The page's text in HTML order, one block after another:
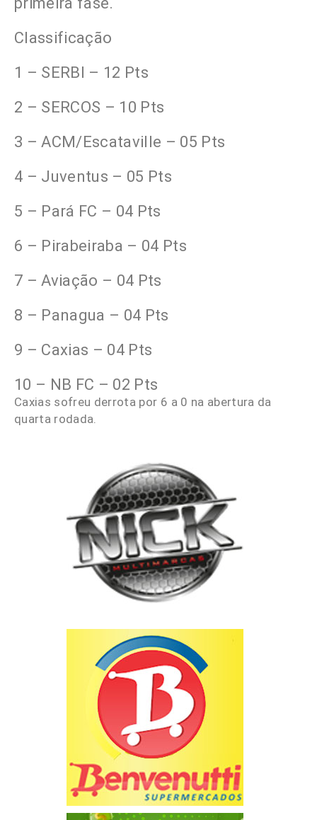
Classificação
1 – SERBI – 12 Pts
2 – SERCOS – 10 Pts
3 – ACM/Escataville – 05 Pts
4 – Juventus – 05 Pts
5 – Pará FC – 04 Pts
6 – Pirabeiraba – 04 Pts
7 – Aviação – 04 Pts
8 – Panagua – 04 Pts
9 – Caxias – 04 Pts
10 – NB FC – 02 Pts
Caxias sofreu derrota por 6 a 0 na abertura da
quarta rodada.